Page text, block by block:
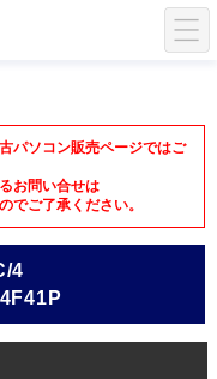
パソコン販売ページではご
お問い合せは
でご了承ください。
4